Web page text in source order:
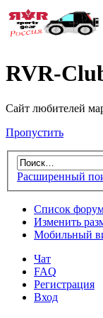
RVR-
Сайт любителей
Пропустить
Расширенный
Список
Изменить
Мобильный
Чат
FAQ
Регистрация
Вход